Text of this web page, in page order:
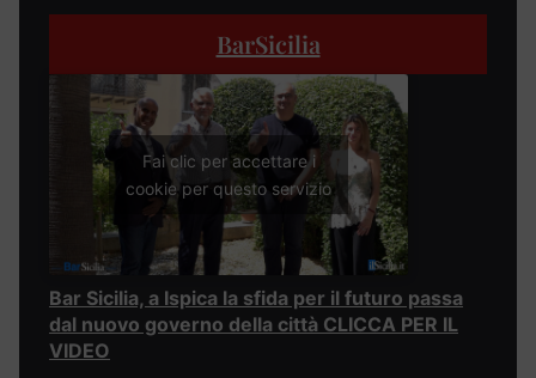
BarSicilia
Fai clic per accettare i
cookie per questo servizio
Bar Sicilia, a Ispica la sfida per il futuro passa
dal nuovo governo della città CLICCA PER IL
VIDEO